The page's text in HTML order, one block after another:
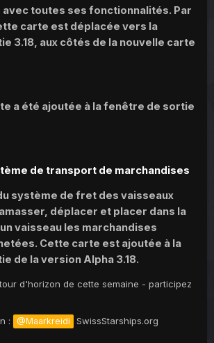
toutes ses fonctionnalités. Par
carte est déplacée vers la
3.18, aux côtés de la nouvelle carte
a été ajoutée à la fenêtre de sortie
de transport de marchandises
système de fret des vaisseaux
déplacer et placer dans la
vaisseau les marchandises
Cette carte est ajoutée à la
de la version Alpha 3.18.
d'horizon de cette semaine - participez
: @Maarkreidi SwissStarships.org